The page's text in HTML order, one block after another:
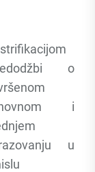
o
i
u